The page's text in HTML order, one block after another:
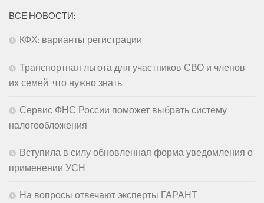
ВСЕ НОВОСТИ:
КФХ: варианты регистрации
Транспортная льгота для участников СВО и членов
их семей: что нужно знать
Сервис ФНС России поможет выбрать систему
налогообложения
Вступила в силу обновленная форма уведомления о
применении УСН
На вопросы отвечают эксперты ГАРАНТ